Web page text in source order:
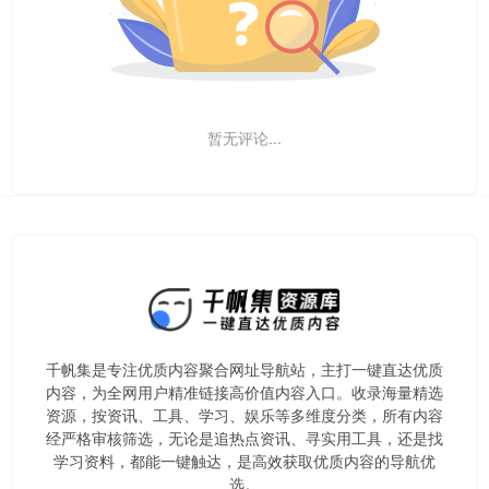
暂无评论...
千帆集是专注优质内容聚合网址导航站，主打一键直达优质
内容，为全网用户精准链接高价值内容入口。​收录海量精选
资源，按资讯、工具、学习、娱乐等多维度分类，所有内容
经严格审核筛选，无论是追热点资讯、寻实用工具，还是找
学习资料，都能一键触达，是高效获取优质内容的导航优
选。